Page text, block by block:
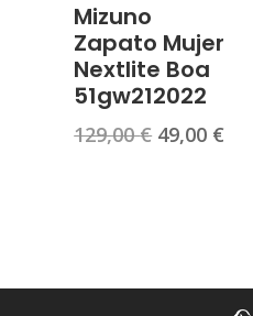
Mizuno
Zapato Mujer
Nextlite Boa
51gw212022
129,00€ El
49,00 €